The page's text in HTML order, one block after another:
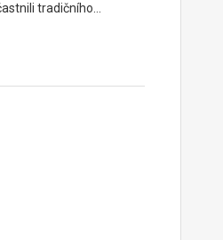
tradičního…